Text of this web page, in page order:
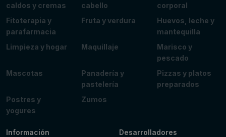
caldos y cremas
cabello
corporal
Fitoterapia y
parafarmacia
Fruta y verdura
Huevos, leche y
mantequilla
Limpieza y hogar
Maquillaje
Marisco y
pescado
Mascotas
Panadería y
pastelería
Pizzas y platos
preparados
Postres y
yogures
Zumos
Información Desarrolladores